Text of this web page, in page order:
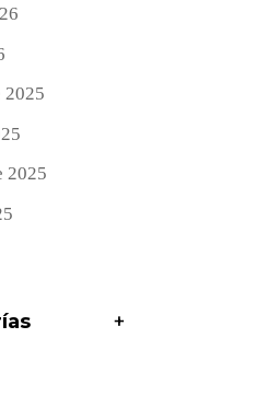
2025
2025
+